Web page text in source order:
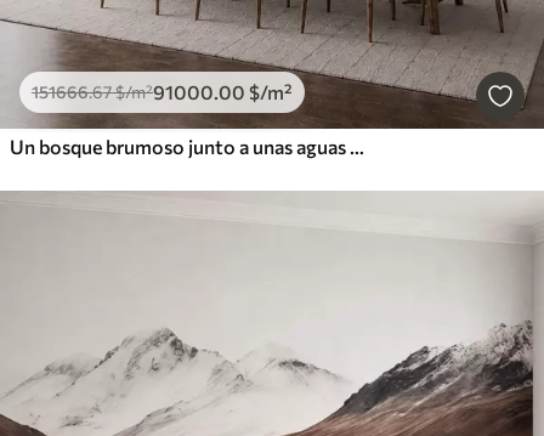
151666.67$/m²91000.00 $/m²
Un bosque brumoso junto a unas aguas tranquilas, en suaves tonos pastel naturales